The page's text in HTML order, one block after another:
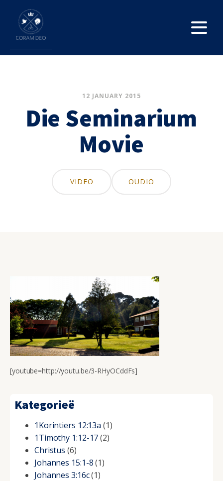
12 JANUARY 2015
Die Seminarium
Movie
VIDEO OUDIO
[youtube=http://youtu.be/3-RHyOCddFs]
Kategorieë
1Korintiers 12:13a (1)
1Timothy 1:12-17(2)
Christus (6)
Johannes 15:1-8(1)
Johannes 3:16c(1)